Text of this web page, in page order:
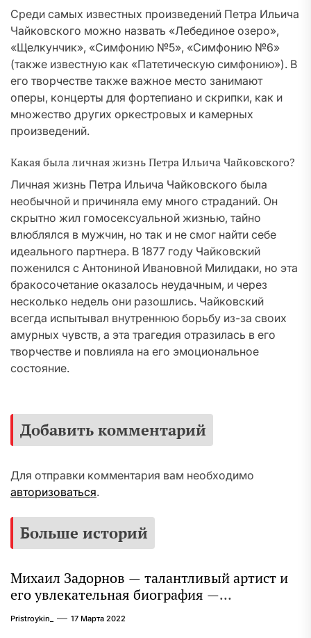
Среди самых известных произведений Петра Ильича
Чайковского можно назвать «Лебединое озеро»,
«Щелкунчик», «Симфонию №5», «Симфонию №6»
(также известную как «Патетическую симфонию»). В
его творчестве также важное место занимают
оперы, концерты для фортепиано и скрипки, как и
множество других оркестровых и камерных
произведений.
Какая была личная жизнь Петра Ильича Чайковского?
Личная жизнь Петра Ильича Чайковского была
необычной и причиняла ему много страданий. Он
скрытно жил гомосексуальной жизнью, тайно
влюблялся в мужчин, но так и не смог найти себе
идеального партнера. В 1877 году Чайковский
поженился с Антониной Ивановной Милидаки, но эта
бракосочетание оказалось неудачным, и через
несколько недель они разошлись. Чайковский
всегда испытывал внутреннюю борьбу из-за своих
амурных чувств, а эта трагедия отразилась в его
творчестве и повлияла на его эмоциональное
состояние.
Добавить комментарий
Для отправки комментария вам необходимо
авторизоваться.
Больше историй
Михаил Задорнов — талантливый артист и
его увлекательная биография —
выдающиеся достижения, известность и
интересные факты из личной жизни!
Pristroykin_ 17 Марта 2022